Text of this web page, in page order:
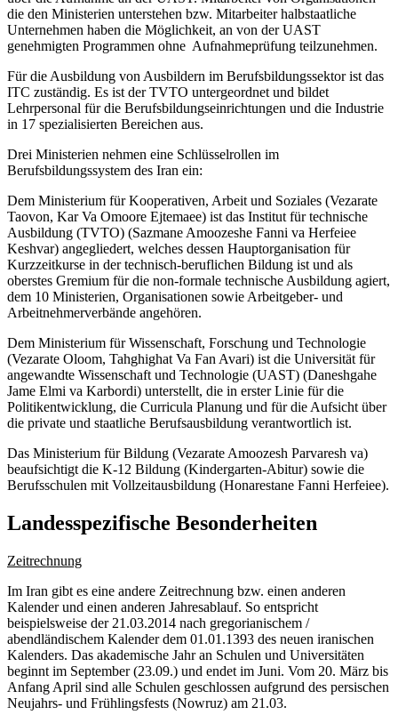
die den Ministerien unterstehen bzw. Mitarbeiter halbstaatliche
Unternehmen haben die Möglichkeit, an von der UAST
genehmigten Programmen ohne Aufnahmeprüfung teilzunehmen.
Für die Ausbildung von Ausbildern im Berufsbildungssektor ist das
ITC zuständig. Es ist der TVTO untergeordnet und bildet
Lehrpersonal für die Berufsbildungseinrichtungen und die Industrie
in 17 spezialisierten Bereichen aus.
Drei Ministerien nehmen eine Schlüsselrollen im
Berufsbildungssystem des Iran ein:
Dem Ministerium für Kooperativen, Arbeit und Soziales (Vezarate
Taovon, Kar Va Omoore Ejtemaee) ist das Institut für technische
Ausbildung (TVTO) (Sazmane Amoozeshe Fanni va Herfeiee
Keshvar) angegliedert, welches dessen Hauptorganisation für
Kurzzeitkurse in der technisch-beruflichen Bildung ist und als
oberstes Gremium für die non-formale technische Ausbildung agiert,
dem 10 Ministerien, Organisationen sowie Arbeitgeber- und
Arbeitnehmerverbände angehören.
Dem Ministerium für Wissenschaft, Forschung und Technologie
(Vezarate Oloom, Tahghighat Va Fan Avari) ist die Universität für
angewandte Wissenschaft und Technologie (UAST) (Daneshgahe
Jame Elmi va Karbordi) unterstellt, die in erster Linie für die
Politikentwicklung, die Curricula Planung und für die Aufsicht über
die private und staatliche Berufsausbildung verantwortlich ist.
Das Ministerium für Bildung (Vezarate Amoozesh Parvaresh va)
beaufsichtigt die K-12 Bildung (Kindergarten-Abitur) sowie die
Berufsschulen mit Vollzeitausbildung (Honarestane Fanni Herfeiee).
Landesspezifische Besonderheiten
Zeitrechnung
Im Iran gibt es eine andere Zeitrechnung bzw. einen anderen
Kalender und einen anderen Jahresablauf. So entspricht
beispielsweise der 21.03.2014 nach gregorianischem /
abendländischem Kalender dem 01.01.1393 des neuen iranischen
Kalenders. Das akademische Jahr an Schulen und Universitäten
beginnt im September (23.09.) und endet im Juni. Vom 20. März bis
Anfang April sind alle Schulen geschlossen aufgrund des persischen
Neujahrs- und Frühlingsfests (Nowruz) am 21.03.